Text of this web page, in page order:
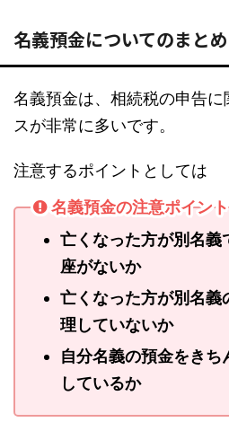
名義預金についてのまとめ
名義預金は、相続税の申告
スが非常に多いです。
注意するポイントとしては
名義預金の注意ポイント
亡くなった方が別名義
座がないか
亡くなった方が別名義
理していないか
自分名義の預金をきち
しているか